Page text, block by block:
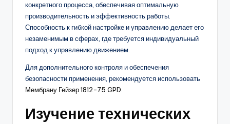
конкретного процесса, обеспечивая оптимальную
производительность и эффективность работы.
Способность к гибкой настройке и управлению делает его
незаменимым в сферах, где требуется индивидуальный
подход к управлению движением.
Для дополнительного контроля и обеспечения
безопасности применения, рекомендуется использовать
Мембрану Гейзер 1812-75 GPD.
Изучение технических